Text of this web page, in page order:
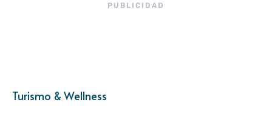
PUBLICIDAD
Turismo & Wellness